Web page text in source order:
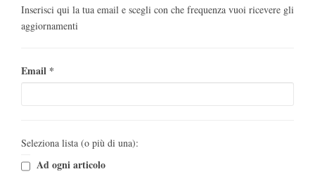
Inserisci qui la tua email e scegli con che frequenza vuoi ricevere gli
aggiornamenti
Email *
Seleziona lista (o più di una):
Ad ogni articolo